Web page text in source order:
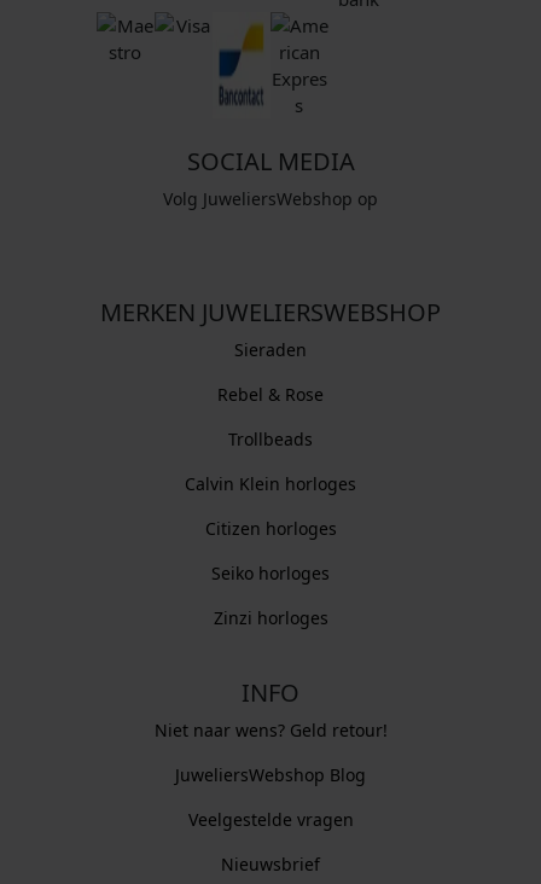
SOCIAL MEDIA
Volg JuweliersWebshop op
MERKEN JUWELIERSWEBSHOP
Sieraden
Rebel & Rose
Trollbeads
Calvin Klein horloges
Citizen horloges
Seiko horloges
Zinzi horloges
INFO
Niet naar wens? Geld retour!
JuweliersWebshop Blog
Veelgestelde vragen
Nieuwsbrief